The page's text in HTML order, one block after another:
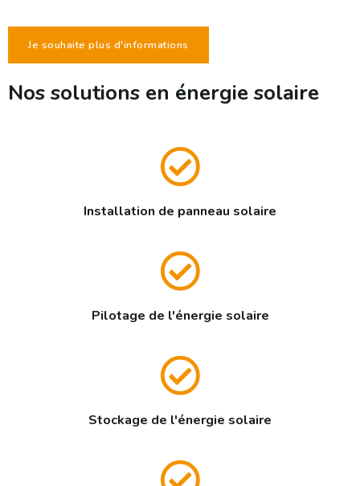
Je souhaite plus d'informations
Nos solutions en énergie solaire
Installation de panneau solaire
Pilotage de l'énergie solaire
Stockage de l'énergie solaire